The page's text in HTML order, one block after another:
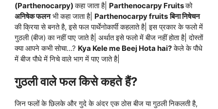
(Parthenocarpy)कहा जाता है| Parthenocarpy Fruitsको
अनिषेक फलनभी कहा जाता है| Parthenocarpy fruits बिना निषेचन
की क्रिया से बनते है, इसे फल पार्थेनोकार्पी कहलाते है| इस प्रकार के फलो में
गुठली (बीज) का नहीं पाए जाते है| अर्थात इसे फलो में बीज नहीं होता है| दोस्तों
क्या आपने कभी सोचा…? Kya Kele me Beej Hota hai?केले के पौधे
में बीज पौधे में निचे वाले भाग में पाए जाते है|
गुठली वाले फल किसे कहते हैं?
जिन फलों के छिलके और गुदे के अंदर एक ठोस बीज या गुठली निकलती है,